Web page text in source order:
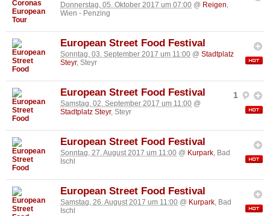
Donnerstag, 05. Oktober 2017 um 07:00 @ Reigen,
Wien - Penzing
European Street Food Festival
Sonntag, 03. September 2017 um 11:00 @ Stadtplatz
Steyr, Steyr
1
European Street Food Festival
Samstag, 02. September 2017 um 11:00 @
Stadtplatz Steyr, Steyr
European Street Food Festival
Sonntag, 27. August 2017 um 11:00 @ Kurpark, Bad
Ischl
European Street Food Festival
Samstag, 26. August 2017 um 11:00 @ Kurpark, Bad
Ischl